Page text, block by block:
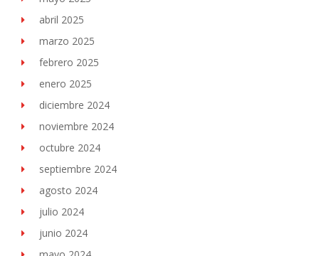
abril 2025
marzo 2025
febrero 2025
enero 2025
diciembre 2024
noviembre 2024
octubre 2024
septiembre 2024
agosto 2024
julio 2024
junio 2024